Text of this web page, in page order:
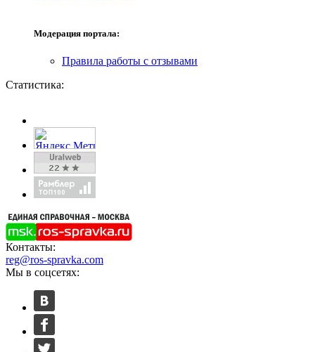
Модерация портала:
Правила работы с отзывами
Статистика:
Контакты:
reg@ros-spravka.com
Мы в соцсетях: